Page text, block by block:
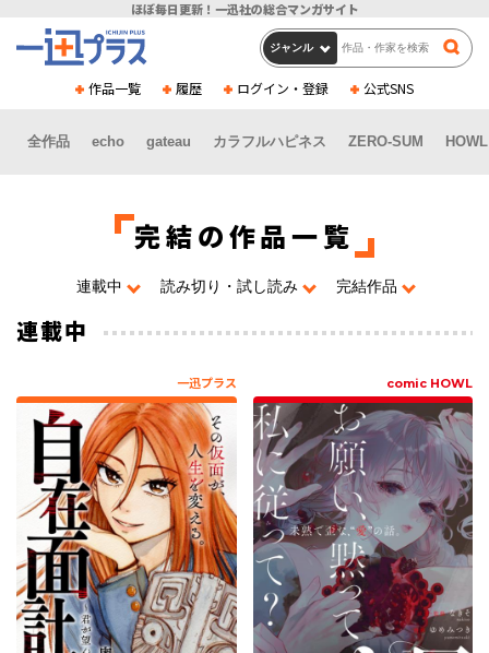
ほぼ毎日更新！ 一迅社の総合マンガサイト
作品一覧 履歴 ログイン・登録 公式SNS
全作品 echo gateau カラフルハピネス ZERO-SUM HOWL
完結の作品一覧
連載中 読み切り・試し読み 完結作品
連載中
一迅プラス comic HOWL